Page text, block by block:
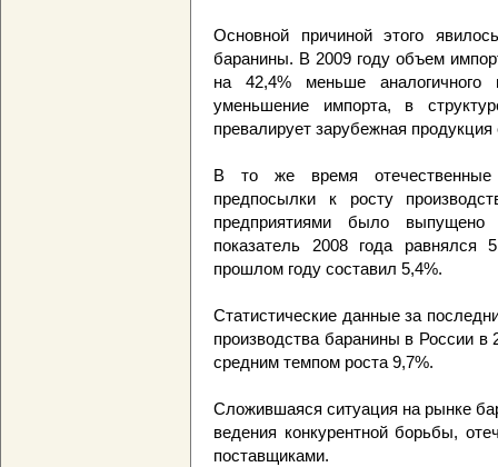
Основной причиной этого
баранины. В 2009 году объем
на 42,4% меньше аналогичного
уменьшение импорта, в
превалирует зарубежная
В то же время отечественные
предпосылки к росту
предприятиями было
показатель 2008 года
прошлом году составил 5,4%.
Статистические данные за
производства баранины в России в
средним темпом роста 9,7%.
Сложившаяся ситуация на рынке
ведения конкурентной борьбы,
поставщиками.